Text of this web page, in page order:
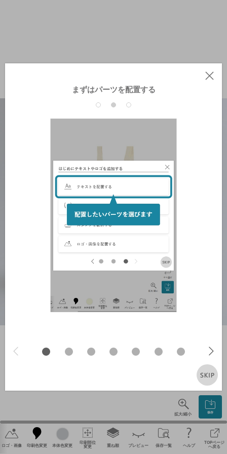
保存
拡大/縮小
ロゴ・画像 印刷色変更 本体色変更
印刷部位
変更 重ね順 プレビュー 保存一覧 ヘルプ
TOPページ
へ戻る
まずはパーツを配置する